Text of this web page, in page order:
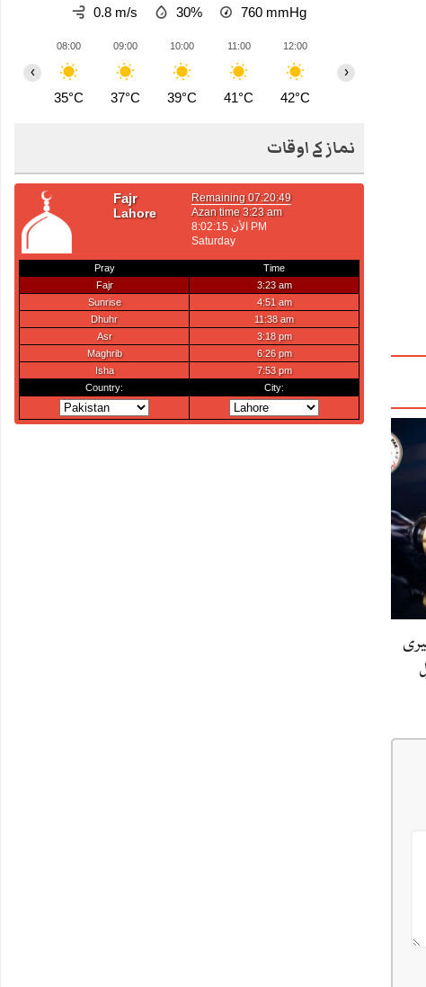
0.8 m/s 30% 760 mmHg
08:00
35°C
09:00
37°C
10:00
39°C
11:00
41°C
12:00
42°C
‹ ›
نماز کے اوقات